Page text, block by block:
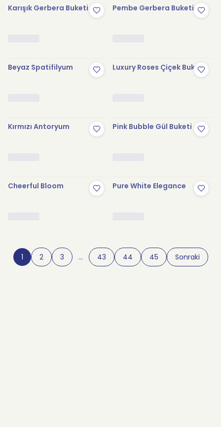
Karışık Gerbera Buketi Pembe Gerbera Buketi
Beyaz Spatifilyum Luxury Roses Çiçek Buketi
Kırmızı Antoryum Pink Bubble Gül Buketi
Cheerful Bloom Pure White Elegance
1 2 3 … 43 44 45 Sonraki